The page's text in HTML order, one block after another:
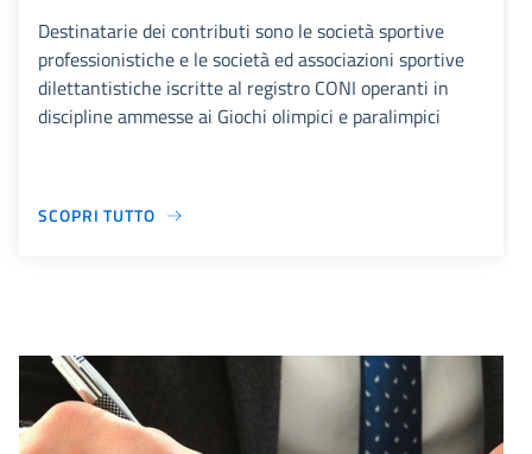
Destinatarie dei contributi sono le società sportive
professionistiche e le società ed associazioni sportive
dilettantistiche iscritte al registro CONI operanti in
discipline ammesse ai Giochi olimpici e paralimpici
SCOPRI TUTTO